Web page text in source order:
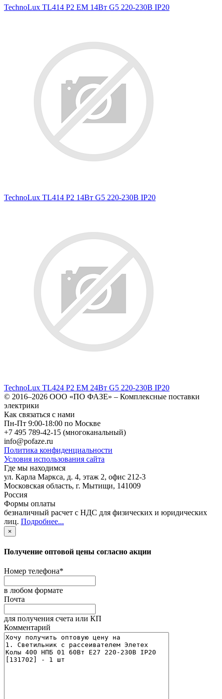
TechnoLux TL414 P2 EM 14Вт G5 220-230В IP20
TechnoLux TL414 P2 14Вт G5 220-230В IP20
TechnoLux TL424 P2 EM 24Вт G5 220-230В IP20
© 2016–2026 ООО «ПО ФАЗЕ» – Комплексные поставки
электрики
Как связаться с нами
Пн-Пт 9:00-18:00 по Москве
+7 495 789-42-15 (многоканальный)
info@pofaze.ru
Политика конфиденциальности
Условия использования сайта
Где мы находимся
ул. Карла Маркса, д. 4, этаж 2, офис 212-3
Московская область, г. Мытищи, 141009
Россия
Формы оплаты
безналичный расчет с НДС для физических и юридических
лиц. Подробнее...
×
Получение оптовой цены согласно акции
Номер телефона*
в любом формате
Почта
для получения счета или КП
Комментарий